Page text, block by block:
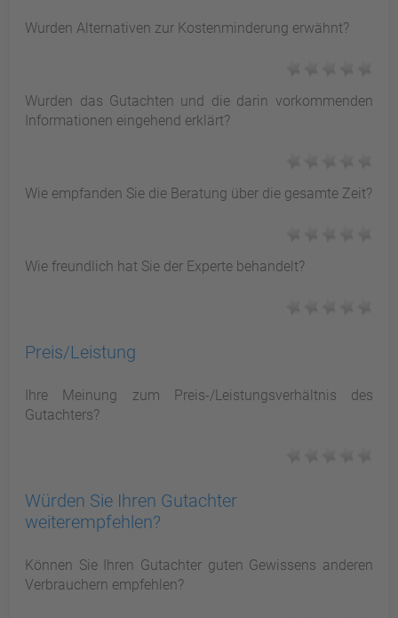
Wurden Alternativen zur Kostenminderung erwähnt?
Wurden das Gutachten und die darin vorkommenden
Informationen eingehend erklärt?
Wie empfanden Sie die Beratung über die gesamte Zeit?
Wie freundlich hat Sie der Experte behandelt?
Preis/Leistung
Ihre Meinung zum Preis-/Leistungsverhältnis des
Gutachters?
Würden Sie Ihren Gutachter
weiterempfehlen?
Können Sie Ihren Gutachter guten Gewissens anderen
Verbrauchern empfehlen?